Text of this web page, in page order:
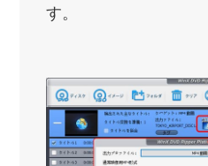
す。